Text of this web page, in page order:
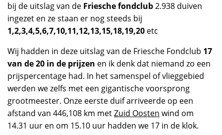
bij de uitslag van de Friesche fondclub2.938 duiven
ingezet en ze staan er nog steeds bij
1,2,3,4,5,6,7,10,11,12,13,15,18,19,20 etc
Wij hadden in deze uitslag van de Friesche Fondclub 17
van de 20 in de prijzen en ik denk dat niemand zo een
prijspercentage had. In het samenspel of vlieggebied
werden we zelfs met een gigantische voorsprong
grootmeester. Onze eerste duif arriveerde op een
afstand van 446,108 km metZuid Oosten wind om
14.31 uur en om 15.10 uur hadden we 17 in de klok.